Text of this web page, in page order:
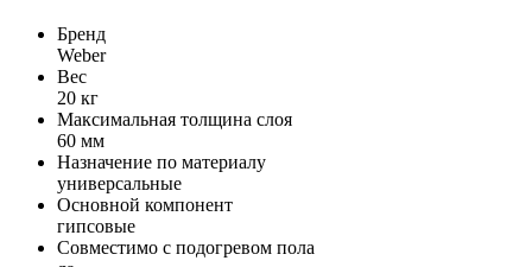
Бренд
Weber
Вес
20 кг
Максимальная толщина слоя
60 мм
Назначение по материалу
универсальные
Основной компонент
гипсовые
Совместимо с подогревом пола